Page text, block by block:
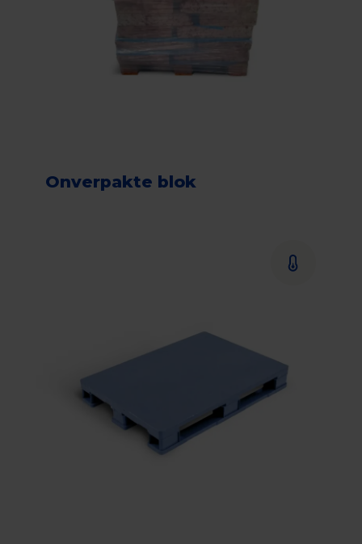
Onverpakte blok